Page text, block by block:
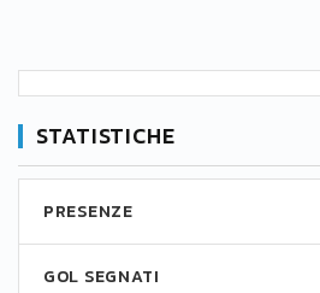
STATISTICHE
PRESENZE
GOL SEGNATI